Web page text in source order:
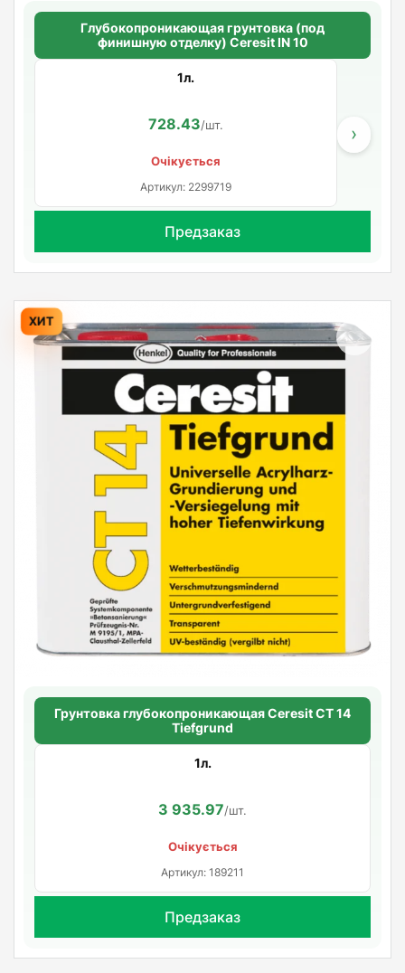
Глубокопроникающая грунтовка (под
финишную отделку) Ceresit IN 10
1л.
728.43/шт.
Очікується
Артикул: 2299719
›
Предзаказ
ХИТ
Грунтовка глубокопроникающая Ceresit CT 14
Tiefgrund
1л.
3 935.97/шт.
Очікується
Артикул: 189211
Предзаказ